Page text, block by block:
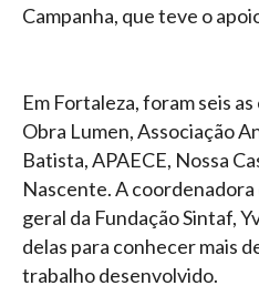
Campanha, que teve o
Em Fortaleza, foram seis
Obra Lumen, Associação
Batista, APAECE, Nossa
Nascente. A
geral da Fundação Sintaf,
delas para conhecer mais
trabalho desenvolvido.